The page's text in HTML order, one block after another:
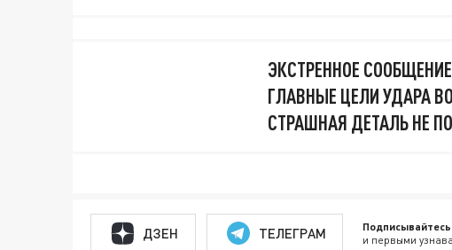
ЭКСТРЕННОЕ
ГЛАВНЫЕ ЦЕЛИ УДАРА
СТРАШНАЯ ДЕТАЛЬ НЕ
ДЗЕН ТЕЛЕГРАМ и первыми